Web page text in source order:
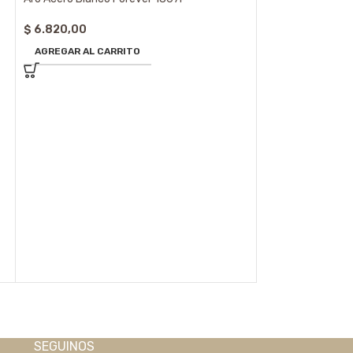
$ 6.820,00
AGREGAR AL CARRITO
SEGUINOS